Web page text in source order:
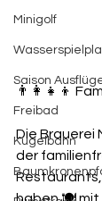
Minigolf
Saison
Freibad
Kugelbahn
👨‍👩‍👧‍👦
Die Brauerei
der